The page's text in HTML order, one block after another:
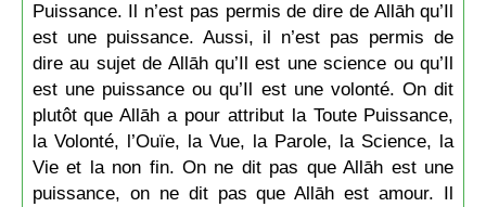
Puissance. Il n’est pas permis de dire de Allāh qu’Il
est une puissance. Aussi, il n’est pas permis de
dire au sujet de Allāh qu’Il est une science ou qu’Il
est une puissance ou qu’Il est une volonté. On dit
plutôt que Allāh a pour attribut la Toute Puissance,
la Volonté, l’Ouïe, la Vue, la Parole, la Science, la
Vie et la non fin. On ne dit pas que Allāh est une
puissance, on ne dit pas que Allāh est amour. Il